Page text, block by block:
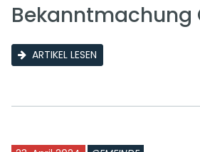
Bekanntmachung
ARTIKEL LESEN